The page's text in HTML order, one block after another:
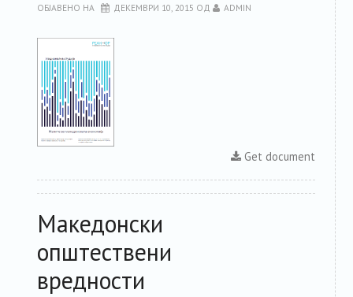
ОБЈАВЕНО НА ДЕКЕМВРИ 10, 2015 ОД ADMIN
Get document
Македонски
општествени
вредности